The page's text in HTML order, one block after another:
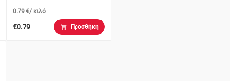
0.79 €/ κιλό
€0.79 Προσθήκη